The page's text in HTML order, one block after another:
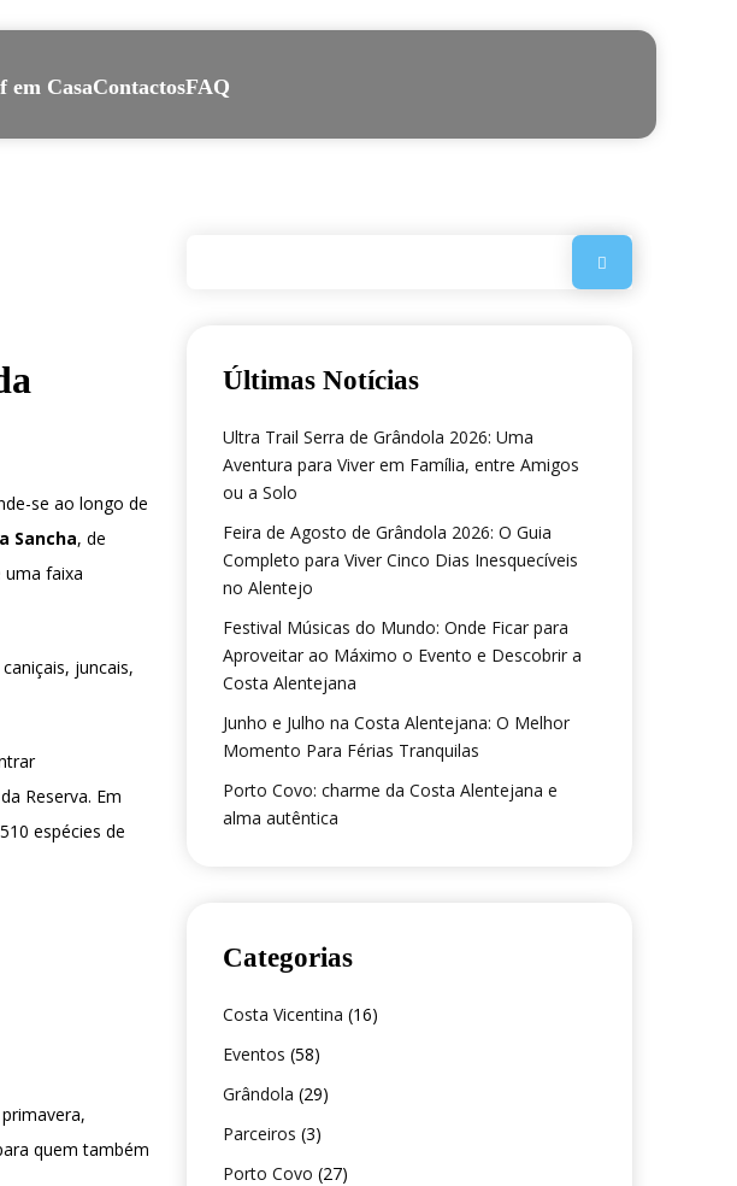
em CasaContactosFAQ
se ao longo de
Sancha, de
uma faixa
juncais,
Reserva. Em
espécies de
quem também
Últimas Notícias
Ultra Trail Serra de Grândola 2026: Uma
Aventura para Viver em Família, entre Amigos
ou a Solo
Feira de Agosto de Grândola 2026: O Guia
Completo para Viver Cinco Dias Inesquecíveis
no Alentejo
Festival Músicas do Mundo: Onde Ficar para
Aproveitar ao Máximo o Evento e Descobrir a
Costa Alentejana
Junho e Julho na Costa Alentejana: O Melhor
Momento Para Férias Tranquilas
Porto Covo: charme da Costa Alentejana e
alma autêntica
Categorias
Costa Vicentina (16)
Eventos (58)
Grândola (29)
Parceiros (3)
Porto Covo (27)